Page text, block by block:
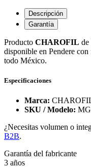
Descripción
Garantía
Producto CHAROFIL de
disponible en Pendere
todo México.
Especificaciones
Marca:
SKU / Modelo:
¿Necesitas volumen o
B2B.
Garantía del fabricante
3 años